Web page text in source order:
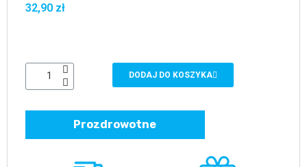
32,90 zł
DODAJ DO KOSZYKA
Prozdrowotne